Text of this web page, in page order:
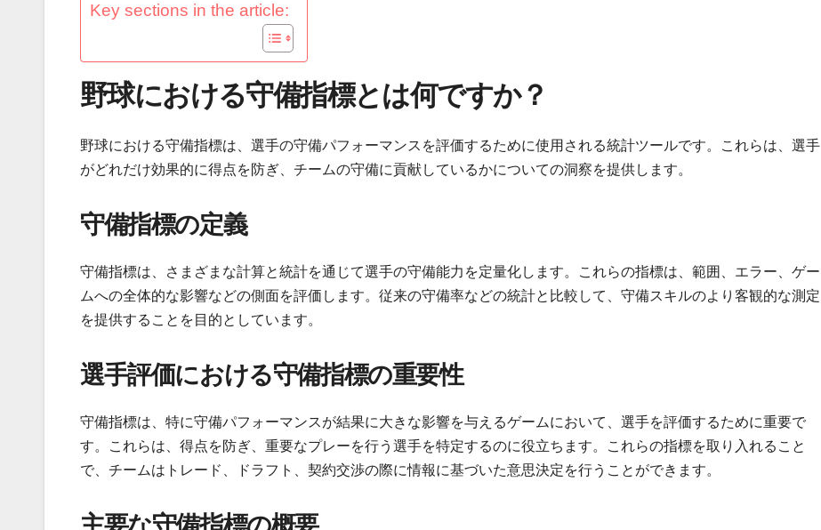
Key sections in the article:
野球における守備指標とは何ですか？
野球における守備指標は、選手の守備パフォーマンスを評価するために使用される統計ツールです。これらは、選手
がどれだけ効果的に得点を防ぎ、チームの守備に貢献しているかについての洞察を提供します。
守備指標の定義
守備指標は、さまざまな計算と統計を通じて選手の守備能力を定量化します。これらの指標は、範囲、エラー、ゲー
ムへの全体的な影響などの側面を評価します。従来の守備率などの統計と比較して、守備スキルのより客観的な測定
を提供することを目的としています。
選手評価における守備指標の重要性
守備指標は、特に守備パフォーマンスが結果に大きな影響を与えるゲームにおいて、選手を評価するために重要で
す。これらは、得点を防ぎ、重要なプレーを行う選手を特定するのに役立ちます。これらの指標を取り入れること
で、チームはトレード、ドラフト、契約交渉の際に情報に基づいた意思決定を行うことができます。